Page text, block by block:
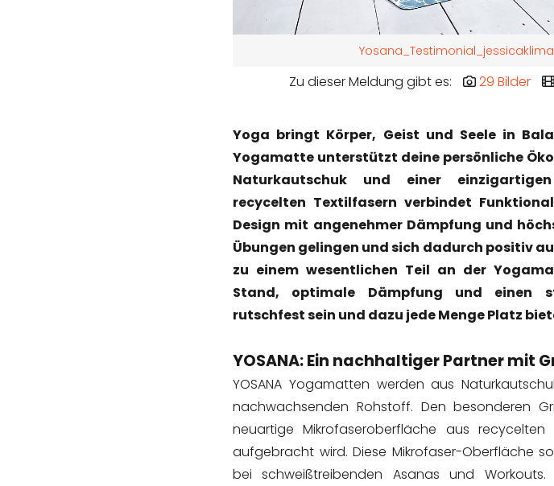
Zu dieser Meldung gibt es: 29 Bilder
Yoga bringt Körper, Geist und Seele in
Yogamatte unterstützt deine persönliche
Naturkautschuk und einer
recycelten Textilfasern verbindet
Design mit angenehmer Dämpfung und
Übungen gelingen und sich dadurch positiv
zu einem wesentlichen Teil an der
Stand, optimale Dämpfung und einen
rutschfest sein und dazu jede Menge Platz
YOSANA: Ein nachhaltiger Partner mit
YOSANA Yogamatten werden aus
nachwachsenden Rohstoff. Den besonderen
neuartige Mikrofaseroberfläche aus
aufgebracht wird. Diese Mikrofaser-Oberfläche
bei schweißtreibenden Asanas und